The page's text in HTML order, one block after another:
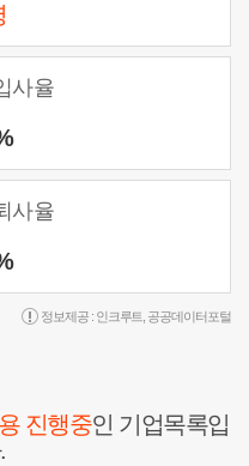
사율
사율
정보제공 : 인크루트 공공데이터포털
진행중인 기업목록입